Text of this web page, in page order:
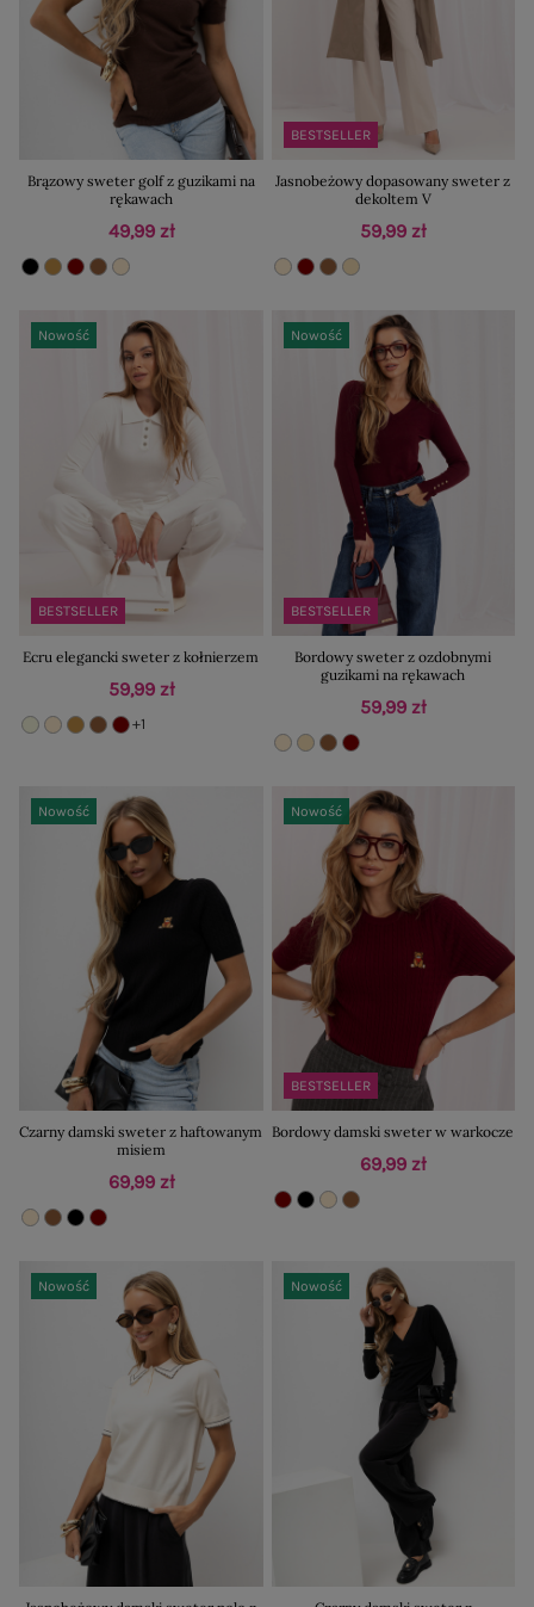
Brązowy sweter golf z guzikami na
rękawach
49,99 zł
BESTSELLER
Jasnobeżowy dopasowany sweter z
dekoltem V
59,99 zł
BESTSELLER
Nowość
Ecru elegancki sweter z kołnierzem
59,99 zł
+1
BESTSELLER
Nowość
Bordowy sweter z ozdobnymi
guzikami na rękawach
59,99 zł
Nowość
Czarny damski sweter z haftowanym
misiem
69,99 zł
BESTSELLER
Nowość
Bordowy damski sweter w warkocze
69,99 zł
Nowość Nowość